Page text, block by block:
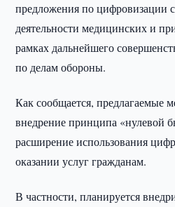
предложения по цифровизации
деятельности медицинских и
рамках дальнейшего
по делам обороны.
Как сообщается, предлагаемые
внедрение принципа «нулевой
расширение использования
оказании услуг гражданам.
В частности, планируется